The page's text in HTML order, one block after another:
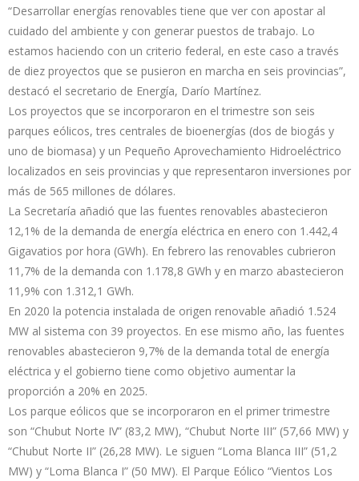
“Desarrollar energías renovables tiene que ver con apostar al
cuidado del ambiente y con generar puestos de trabajo. Lo
estamos haciendo con un criterio federal, en este caso a través
de diez proyectos que se pusieron en marcha en seis provincias”,
destacó el secretario de Energía, Darío Martínez.
Los proyectos que se incorporaron en el trimestre son seis
parques eólicos, tres centrales de bioenergías (dos de biogás y
uno de biomasa) y un Pequeño Aprovechamiento Hidroeléctrico
localizados en seis provincias y que representaron inversiones por
más de 565 millones de dólares.
La Secretaría añadió que las fuentes renovables abastecieron
12,1% de la demanda de energía eléctrica en enero con 1.442,4
Gigavatios por hora (GWh). En febrero las renovables cubrieron
11,7% de la demanda con 1.178,8 GWh y en marzo abastecieron
11,9% con 1.312,1 GWh.
En 2020 la potencia instalada de origen renovable añadió 1.524
MW al sistema con 39 proyectos. En ese mismo año, las fuentes
renovables abastecieron 9,7% de la demanda total de energía
eléctrica y el gobierno tiene como objetivo aumentar la
proporción a 20% en 2025.
Los parque eólicos que se incorporaron en el primer trimestre
son “Chubut Norte IV” (83,2 MW), “Chubut Norte III” (57,66 MW) y
“Chubut Norte II” (26,28 MW). Le siguen “Loma Blanca III” (51,2
MW) y “Loma Blanca I” (50 MW). El Parque Eólico “Vientos Los